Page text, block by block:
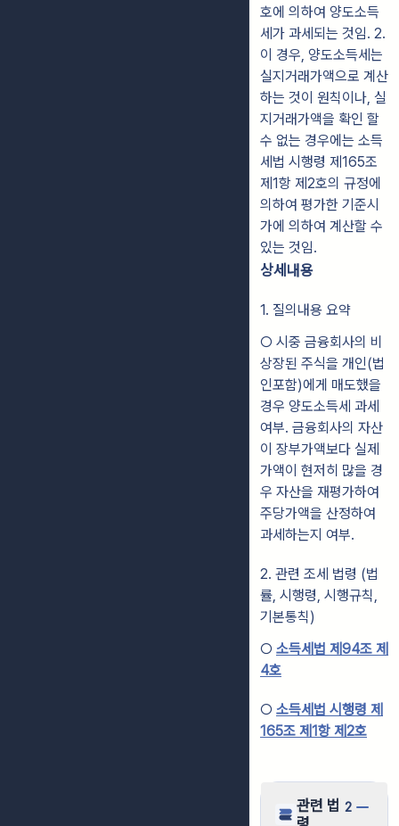
호에 의하여 양도소득
세가 과세되는 것임. 2.
이 경우, 양도소득세는
실지거래가액으로 계산
하는 것이 원칙이나, 실
지거래가액을 확인 할
수 없는 경우에는 소득
세법 시행령 제165조
제1항 제2호의 규정에
의하여 평가한 기준시
가에 의하여 계산할 수
있는 것임.
상세내용
1. 질의내용 요약
○ 시중 금융회사의 비
상장된 주식을 개인(법
인포함)에게 매도했을
경우 양도소득세 과세
여부. 금융회사의 자산
이 장부가액보다 실제
가액이 현저히 많을 경
우 자산을 재평가하여
주당가액을 산정하여
과세하는지 여부.
2. 관련 조세 법령 (법
률, 시행령, 시행규칙,
기본통칙)
○ 소득세법 제94조 제
4호
○ 소득세법 시행령 제
165조 제1항 제2호
관련 법 2